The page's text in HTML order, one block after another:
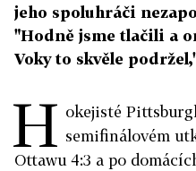
jeho spoluhráči
"Hodně jsme tlačili a
Voky to skvěle
H okejisté
semifinálovém
Ottawu 4:3 a po